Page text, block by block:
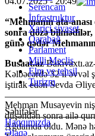
Serencam
İnfrastruktur
Xarici siyaset
Qarabağ
Parlament
Milli Məclis
Elm ve tehsil
Turizm
Səhifələr
Haqqımızda
Əlaqə
“Mehmanın ata-
sonra dözə
günə qədər
Busaat.az
Kəlbəcərdə 32 il əvvəl
iştirak edən Sevda
Mehman Musayevin
düşəndən sonra ailə
Ağdamda oldu. Mənə